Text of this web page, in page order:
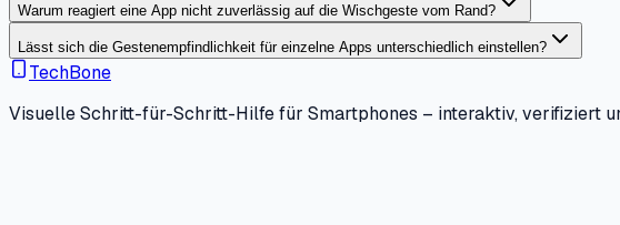
Warum reagiert eine App nicht zuverlässig auf die Wischgeste vom Rand?
Lässt sich die Gestenempfindlichkeit für einzelne Apps unterschiedlich einstellen?
TechBone
Visuelle Schritt-für-Schritt-Hilfe für Smartphones – interaktiv, verifiziert